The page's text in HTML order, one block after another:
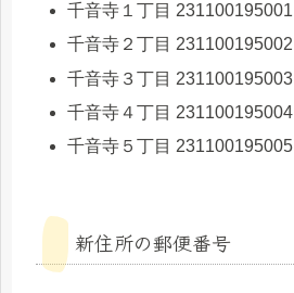
千音寺１丁目 231100195001
千音寺２丁目 231100195002
千音寺３丁目 231100195003
千音寺４丁目 231100195004
千音寺５丁目 231100195005
新住所の郵便番号